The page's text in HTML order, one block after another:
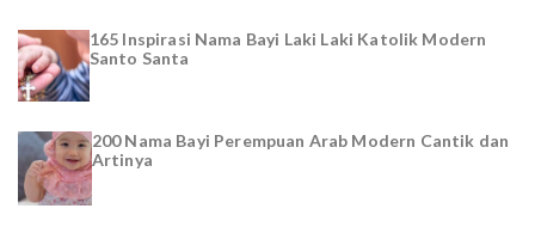
165 Inspirasi Nama Bayi Laki Laki Katolik Modern
Santo Santa
200 Nama Bayi Perempuan Arab Modern Cantik dan
Artinya